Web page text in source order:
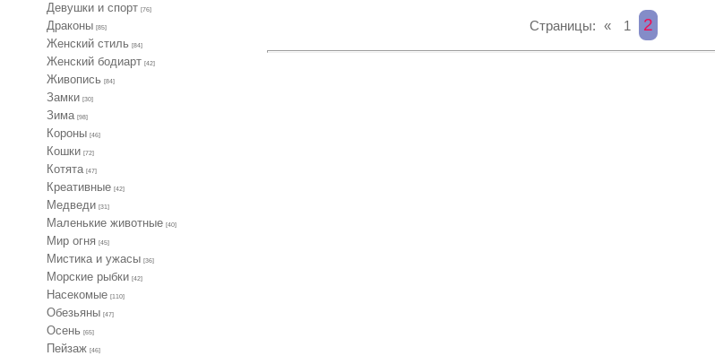
Девушки и спорт [76]
Драконы [85]
Женский стиль [84]
Женский бодиарт [42]
Живопись [84]
Замки [30]
Зима [98]
Короны [46]
Кошки [72]
Котята [47]
Креативные [42]
Медведи [31]
Маленькие животные [40]
Мир огня [45]
Мистика и ужасы [36]
Морские рыбки [42]
Насекомые [110]
Обезьяны [47]
Осень [65]
Пейзаж [46]
Страницы: « 1 2